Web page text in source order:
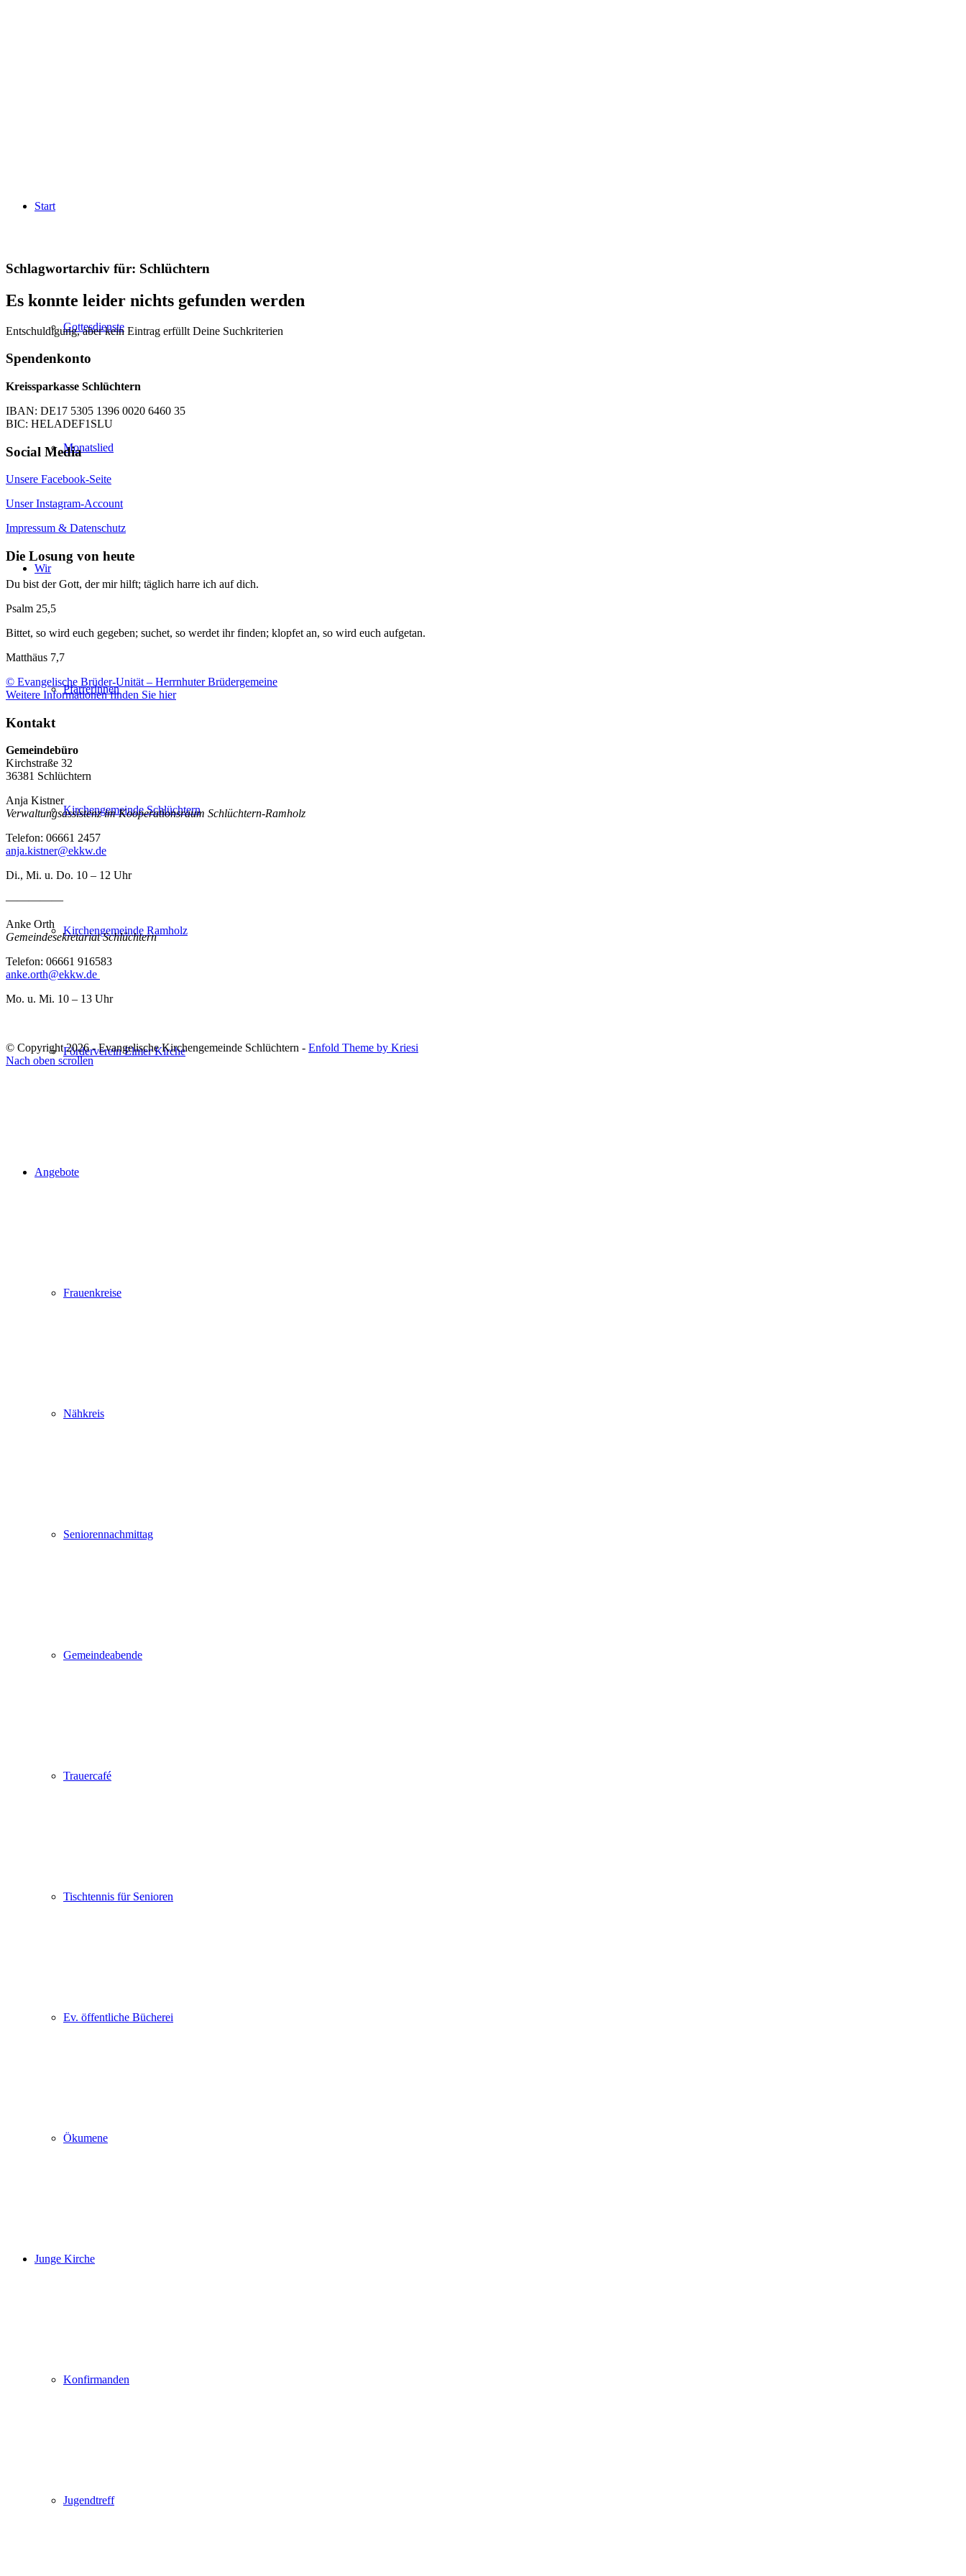
Start
Gottesdienste
Monatslied
Wir
Pfarrerinnen
Kirchengemeinde Schlüchtern
Kirchengemeinde Ramholz
Förderverein Elmer Kirche
Angebote
Frauenkreise
Nähkreis
Seniorennachmittag
Gemeindeabende
Trauercafé
Tischtennis für Senioren
Ev. öffentliche Bücherei
Ökumene
Junge Kirche
Konfirmanden
Jugendtreff
Schlagwortarchiv für: Schlüchtern
Es konnte leider nichts gefunden werden
Entschuldigung, aber kein Eintrag erfüllt Deine Suchkriterien
Spendenkonto
Kreissparkasse Schlüchtern
IBAN: DE17 5305 1396 0020 6460 35
BIC: HELADEF1SLU
Social Media
Unsere Facebook-Seite
Unser Instagram-Account
Impressum & Datenschutz
Die Losung von heute
Du bist der Gott, der mir hilft; täglich harre ich auf dich.
Psalm 25,5
Bittet, so wird euch gegeben; suchet, so werdet ihr finden; klopfet an, so wird euch aufgetan.
Matthäus 7,7
© Evangelische Brüder-Unität – Herrnhuter Brüdergemeine
Weitere Informationen finden Sie hier
Kontakt
Gemeindebüro
Kirchstraße 32
36381 Schlüchtern
Anja Kistner
Verwaltungsassistenz im Kooperationsraum Schlüchtern-Ramholz
Telefon: 06661 2457
anja.kistner@ekkw.de
Di., Mi. u. Do. 10 – 12 Uhr
—————
Anke Orth
Gemeindesekretariat Schlüchtern
Telefon: 06661 916583
anke.orth@ekkw.de
Mo. u. Mi. 10 – 13 Uhr
© Copyright 2026 - Evangelische Kirchengemeinde Schlüchtern - Enfold Theme by Kriesi
Nach oben scrollen